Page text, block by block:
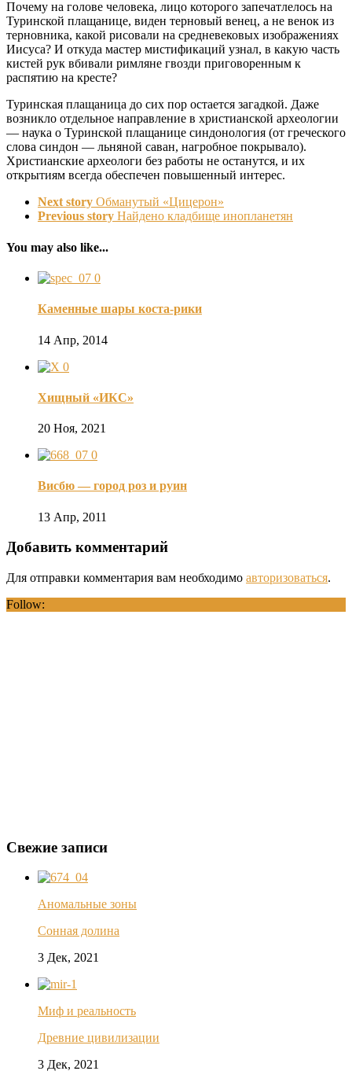
Почему на голове человека, лицо которого запечатлелось на
Туринской плащанице, виден терновый венец, а не венок из
терновника, какой рисовали на средневековых изображениях
Иисуса? И откуда мастер мистификаций узнал, в какую часть
кистей рук вбивали римляне гвозди приговоренным к
распятию на кресте?
Туринская плащаница до сих пор остается загадкой. Даже
возникло отдельное направление в христианской археологии
— наука о Туринской плащанице синдонология (от греческого
слова синдон — льняной саван, нагробное покрывало).
Христианские археологи без работы не останутся, и их
открытиям всегда обеспечен повышенный интерес.
Next story Обманутый «Цицерон»
Previous story Найдено кладбище инопланетян
You may also like...
0
Каменные шары коста-рики
14 Апр, 2014
0
Хищный «ИКС»
20 Ноя, 2021
0
Висбю — город роз и руин
13 Апр, 2011
Добавить комментарий
Для отправки комментария вам необходимо авторизоваться.
Follow:
Свежие записи
Аномальные зоны
Сонная долина
3 Дек, 2021
Миф и реальность
Древние цивилизации
3 Дек, 2021